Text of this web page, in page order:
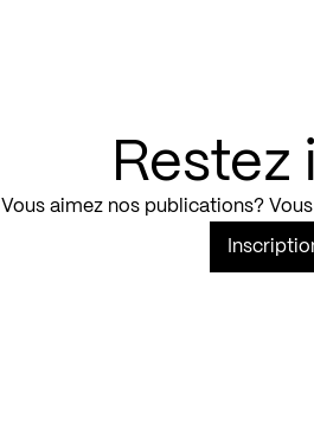
Restez
Vous aimez nos publications?